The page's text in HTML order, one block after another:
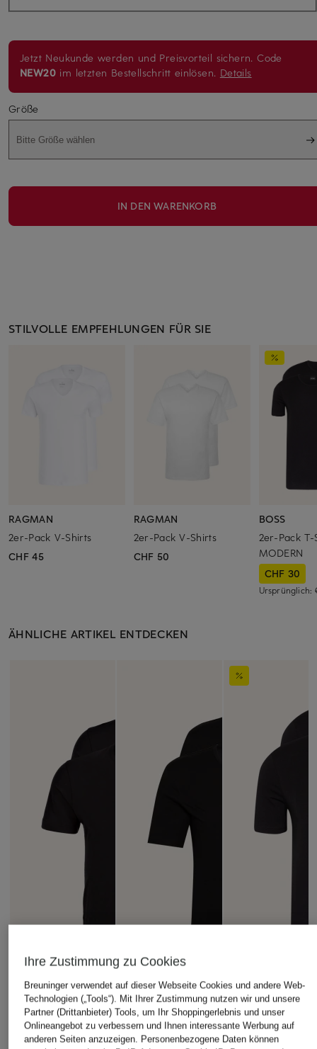
Jetzt Neukunde werden und Preisvorteil sichern. Code
NEW20 im letzten Bestellschritt einlösen. Details
Größe
Bitte Größe wählen
IN DEN WARENKORB
STILVOLLE EMPFEHLUNGEN FÜR SIE
RAGMAN
2er-Pack V-Shirts
CHF 45
RAGMAN
2er-Pack V-Shirts
CHF 50
BOSS
2er-Pack T-
MODERN
CHF 30
Ursprünglich:
ÄHNLICHE ARTIKEL ENTDECKEN
Ihre Zustimmung zu Cookies
Breuninger verwendet auf dieser Webseite Cookies und andere Web-
Technologien („Tools“). Mit Ihrer Zustimmung nutzen wir und unsere
Partner (Drittanbieter) Tools, um Ihr Shoppingerlebnis und unser
Onlineangebot zu verbessern und Ihnen interessante Werbung auf
anderen Seiten anzuzeigen. Personenbezogene Daten können